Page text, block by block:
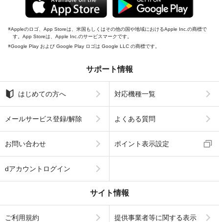
Appleのロゴ、App Storeは、米国もしくはその他の国や地域におけるApple Inc.の商標で
す。App Storeは、Apple Inc.のサービスマークです。
Google Play および Google Play ロゴは Google LLC の商標です。
サポート情報
はじめての方へ 対応機種一覧
メールサービス登録/解除 よくある質問
お問い合わせ ポイント表示設定
dアカウントログイン
サイト情報
ご利用規約 提供事業者等に関する表示